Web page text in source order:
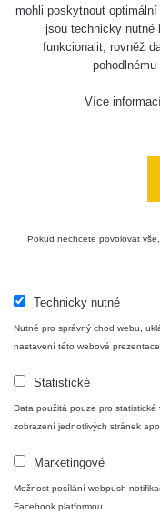
s potenciálně zvýšenou
e-mail:
facebook diskusní
twitter: https://
Studnice
Kontakt
mohli poskytnout
jsou technicky nutné
funkcionalit, rovněž
Více
Pokud nechcete povolovat
Technicky nutné
Nutné pro správný chod webu,
nastavení této webové prezentace.
Statistické
Data použitá pouze pro
zobrazení jednotlivých stránek
Marketingové
Možnost posílání webpush
Facebook platformou.